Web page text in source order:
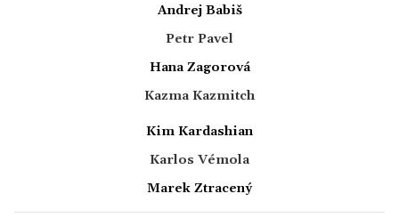
Andrej Babiš
Petr Pavel
Hana Zagorová
Kazma Kazmitch
Kim Kardashian
Karlos Vémola
Marek Ztracený